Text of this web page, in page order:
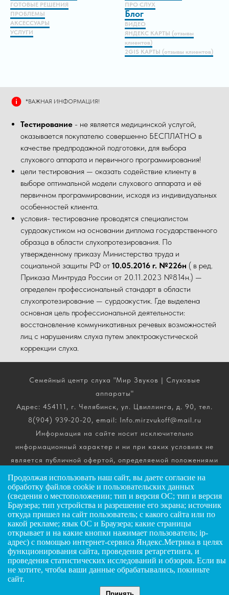
ЗАДАТЬ ВОПРОС
Продолжая использовать наш сайт, вы даете согласие на
обработку файлов cookie и пользовательских данных
(сведения о местоположении; тип и версия ОС; тип и версия
Браузера; тип устройства и разрешение его экрана; источник
откуда пришел на сайт пользователь; с какого сайта или по
какой рекламе; язык ОС и Браузера; какие страницы
открывает и на какие кнопки нажимает пользователь; ip-
адрес) с помощью интернет-сервиса Яндекс.Метрика в целях
функционирования сайта, проведения ретаргетинга, и
проведения статистических исследований и обзоров. Если вы
не хотите, чтобы ваши данные обрабатывались, покиньте
сайт.
ГОТОВЫЕ РЕШЕНИЯ
ПРОБЛЕМЫ
АКСЕССУАРЫ
УСЛУГИ
ПРО СЛУХ
Блог
ВИДЕО
ЯНДЕКС КАРТЫ (отзывы
клиентов)
2GIS КАРТЫ (отзывы клиентов)
*ВАЖНАЯ ИНФОРМАЦИЯ!
Тестирование - не является медицинской услугой,
оказывается покупателю совершенно БЕСПЛАТНО в
качестве предпродажной подготовки, для выбора
слухового аппарата и первичного программирования!
цели тестирования — оказать содействие клиенту в
выборе оптимальной модели слухового аппарата и её
первичном программировании, исходя из индивидуальных
особенностей клиента.
условия- тестирование проводятся специалистом
сурдоакустиком на основании диплома государственного
образца в области слухопротезирования. По
утвержденному приказу Министерства труда и
социальной защиты РФ от 10.05.2016 г. №226н ( в ред.
Приказа Минтруда России от 20.11.2023 №814н.) —
определен профессиональный стандарт в области
слухопротезирование — сурдоакустик. Где выделена
основная цель профессиональной деятельности:
восстановление коммуникативных речевых возможностей
лиц с нарушениям слуха путем электроакустической
коррекции слуха.
Семейный центр слуха "Мир Звуков | Слуховые
аппараты"
Адрес: 454111, г. Челябинск, ул. Цвиллинга, д. 90, тел.
8(904) 939-20-20, email: Info.mirzvukoff@mail.ru
Информация на сайте носит исключительно
информационный характер и ни при каких условиях не
является публичной офертой, определяемой положениями
ч. 2 ст. 437 Гражданского кодекса РФ. Получить
подробную информацию о стоимости, комплектации и
сроках выполнения услуг вы можете по телефону горячей
линии.
ИП Андриянов Анатолий Николаевич
ИНН: 025607445034
ОГРНИП: 323028000072885